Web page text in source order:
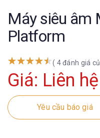
Máy siêu âm
Platform
( 4 đánh giá
Giá: Liên hệ
Yêu cầu báo giá